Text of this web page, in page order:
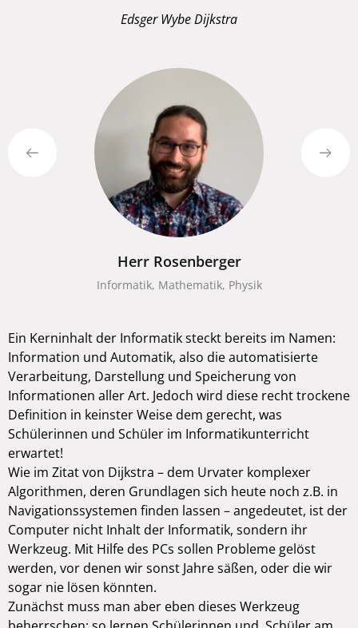
EdsgerWybe Dijkstra
Physik
Ein Kerninhalt der Informatik steckt bereits im Namen:
Information und Automatik, also die automatisierte
Verarbeitung, Darstellung und Speicherung von
Informationen aller Art. Jedoch wird diese recht trockene
Definition in keinster Weise dem gerecht, was
Schülerinnen und Schüler im Informatikunterricht
erwartet!
Wie im Zitat von Dijkstra – dem Urvater komplexer
Algorithmen, deren Grundlagen sich heute noch z.B. in
Navigationssystemen finden lassen – angedeutet, ist der
Computer nicht Inhalt der Informatik, sondern ihr
Werkzeug. Mit Hilfe des PCs sollen Probleme gelöst
werden, vor denen wir sonst Jahre säßen, oder die wir
sogar nie lösen könnten.
Zunächst muss man aber eben dieses Werkzeug